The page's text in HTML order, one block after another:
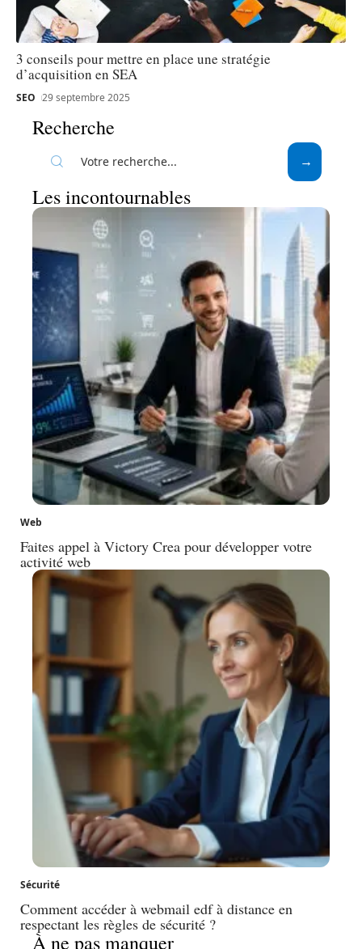
3 conseils pour mettre en place une stratégie
d’acquisition en SEA
SEO 29 septembre 2025
Recherche
Les incontournables
Web
Faites appel à Victory Crea pour développer votre
activité web
Sécurité
Comment accéder à webmail edf à distance en
respectant les règles de sécurité ?
À ne pas manquer